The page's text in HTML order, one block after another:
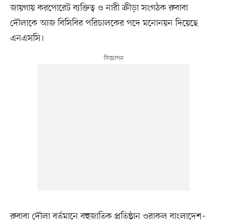
জায়গায় করপোরেট ব্যক্তিত্ব ও নারী ক্রীড়া সংগঠক রুবাবা
দৌলাকে আজ বিসিবির পরিচালকের পদে মনোনয়ন দিয়েছে
এনএসসি।
রুবাবা দৌলা বর্তমানে বহুজাতিক প্রতিষ্ঠান ওরাকল বাংলাদেশ–